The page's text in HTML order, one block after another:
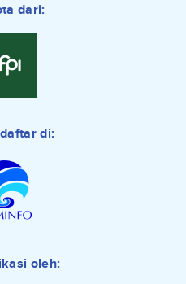
dari:
di:
oleh: